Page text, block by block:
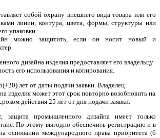
собой охрану внешнего вида товара или его
линии, контура, цвета, формы, структуры или
упаковки.
можно защитить, если он носит новый и
дизайна изделия предоставляет его владельцу
его использования и копирования.
лет от даты подачи заявки. Владелец
изделия может этот срок повторно возобновить на
действия 25 лет от дня подачи заявки.
защита промышленного дизайна имеет только
По-этому выгодно обеспечить регистрацию и в
основании международного права приоритета (6